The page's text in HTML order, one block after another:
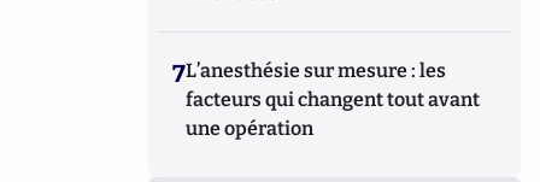
7L’anesthésie sur mesure : les
facteurs qui changent tout avant
une opération